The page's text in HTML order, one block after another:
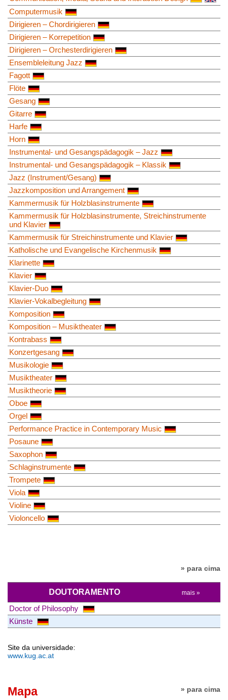
Computermusik
Dirigieren – Chordirigieren
Dirigieren – Korrepetition
Dirigieren – Orchesterdirigieren
Ensembleleitung Jazz
Fagott
Flöte
Gesang
Gitarre
Harfe
Horn
Instrumental- und Gesangspädagogik – Jazz
Instrumental- und Gesangspädagogik – Klassik
Jazz (Instrument/Gesang)
Jazzkomposition und Arrangement
Kammermusik für Holzblasinstrumente
Kammermusik für Holzblasinstrumente, Streichinstrumente
und Klavier
Kammermusik für Streichinstrumente und Klavier
Katholische und Evangelische Kirchenmusik
Klarinette
Klavier
Klavier-Duo
Klavier-Vokalbegleitung
Komposition
Komposition – Musiktheater
Kontrabass
Konzertgesang
Musikologie
Musiktheater
Musiktheorie
Oboe
Orgel
Performance Practice in Contemporary Music
Posaune
Saxophon
Schlaginstrumente
Trompete
Viola
Violine
Violoncello
» para cima
DOUTORAMENTO mais »
Doctor of Philosophy
Künste
Site da universidade:
www.kug.ac.at
» para cima
Mapa